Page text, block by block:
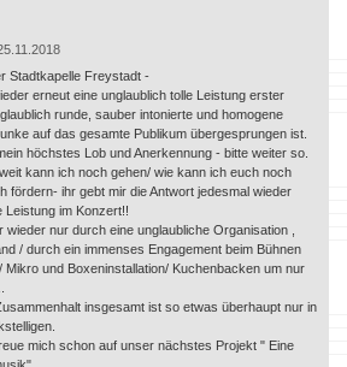
Stadtkapelle Freystadt -
erneut eine unglaublich tolle Leistung erster
runde, sauber intonierte und homogene
auf das gesamte Publikum übergesprungen ist.
höchstes Lob und Anerkennung - bitte weiter so.
kann ich noch gehen/ wie kann ich euch noch
fördern- ihr gebt mir die Antwort jedesmal wieder
im Konzert!!
nur durch eine unglaubliche Organisation ,
/ durch ein immenses Engagement beim Bühnen
Mikro und Boxeninstallation/ Kuchenbacken um nur
insgesamt ist so etwas überhaupt nur in
mich schon auf unser nächstes Projekt " Eine